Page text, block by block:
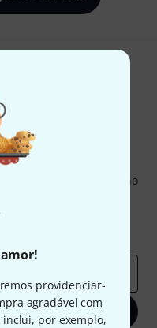
providenciar-
agradável com
por exemplo,
em inglês e com um
um dos
no